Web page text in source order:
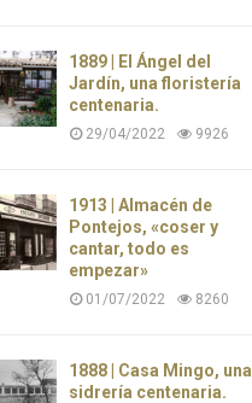
1889 | El Ángel del
Jardín, una floristería
centenaria.
29/04/2022 9926
1913 | Almacén de
Pontejos, «coser y
cantar, todo es
empezar»
01/07/2022 8260
1888 | Casa Mingo, una
sidrería centenaria.